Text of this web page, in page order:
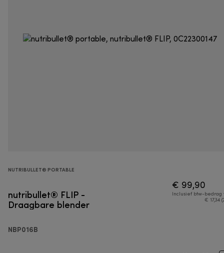
NUTRIBULLET® PORTABLE
nutribullet® FLIP -
Draagbare blender
NBP016B
€ 99,90
Inclusief btw-bedrag
€ 17,34